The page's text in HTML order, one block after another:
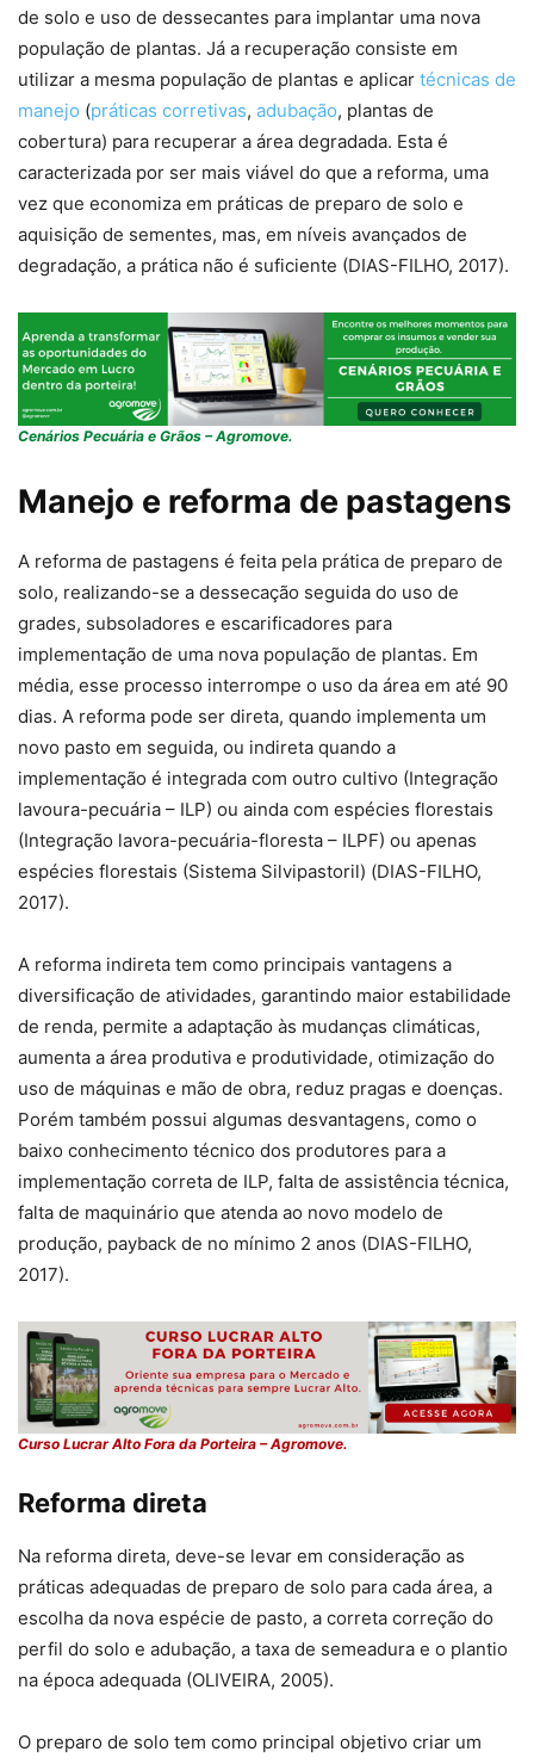
de solo e uso de dessecantes para implantar uma nova
população de plantas. Já a recuperação consiste em
utilizar a mesma população de plantas e aplicar técnicas de
manejo (práticas corretivas, adubação, plantas de
cobertura) para recuperar a área degradada. Esta é
caracterizada por ser mais viável do que a reforma, uma
vez que economiza em práticas de preparo de solo e
aquisição de sementes, mas, em níveis avançados de
degradação, a prática não é suficiente (DIAS-FILHO, 2017).
Cenários Pecuária e Grãos – Agromove.
Manejo e reforma de pastagens
A reforma de pastagens é feita pela prática de preparo de
solo, realizando-se a dessecação seguida do uso de
grades, subsoladores e escarificadores para
implementação de uma nova população de plantas. Em
média, esse processo interrompe o uso da área em até 90
dias. A reforma pode ser direta, quando implementa um
novo pasto em seguida, ou indireta quando a
implementação é integrada com outro cultivo (Integração
lavoura-pecuária – ILP) ou ainda com espécies florestais
(Integração lavora-pecuária-floresta – ILPF) ou apenas
espécies florestais (Sistema Silvipastoril) (DIAS-FILHO,
2017).
A reforma indireta tem como principais vantagens a
diversificação de atividades, garantindo maior estabilidade
de renda, permite a adaptação às mudanças climáticas,
aumenta a área produtiva e produtividade, otimização do
uso de máquinas e mão de obra, reduz pragas e doenças.
Porém também possui algumas desvantagens, como o
baixo conhecimento técnico dos produtores para a
implementação correta de ILP, falta de assistência técnica,
falta de maquinário que atenda ao novo modelo de
produção, payback de no mínimo 2 anos (DIAS-FILHO,
2017).
Curso Lucrar Alto Fora da Porteira – Agromove.
Reforma direta
Na reforma direta, deve-se levar em consideração as
práticas adequadas de preparo de solo para cada área, a
escolha da nova espécie de pasto, a correta correção do
perfil do solo e adubação, a taxa de semeadura e o plantio
na época adequada (OLIVEIRA, 2005).
O preparo de solo tem como principal objetivo criar um